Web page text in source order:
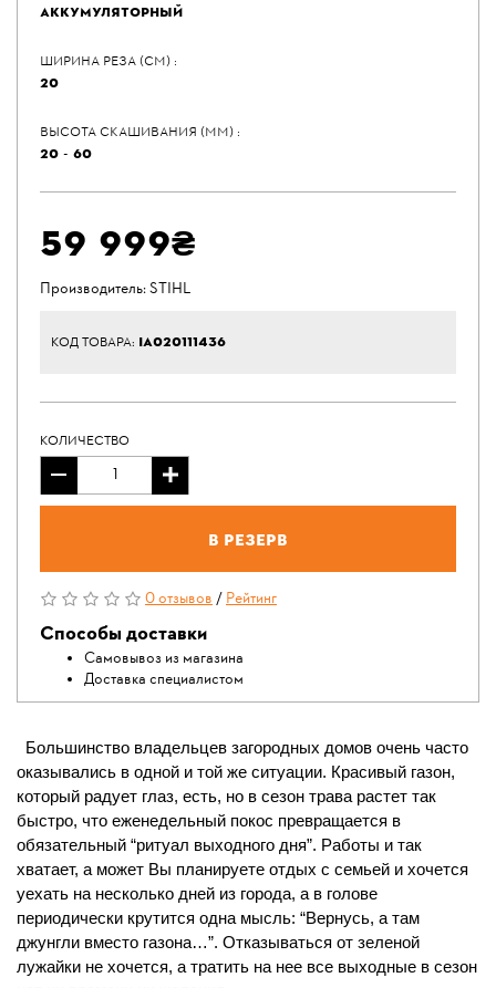
АККУМУЛЯТОРНЫЙ
ШИРИНА РЕЗА (СМ) :
20
ВЫСОТА СКАШИВАНИЯ (ММ) :
20 - 60
59 999₴
Производитель:STIHL
КОД ТОВАРА: IA020111436
КОЛИЧЕСТВО
В резерв
0 отзывов/Рейтинг
Способы доставки
Самовывоз из магазина
Доставка специалистом
Большинство владельцев загородных домов очень часто
оказывались в одной и той же ситуации. Красивый газон,
который радует глаз, есть, но в сезон трава растет так
быстро, что еженедельный покос превращается в
обязательный “ритуал выходного дня”. Работы и так
хватает, а может Вы планируете отдых с семьей и хочется
уехать на несколько дней из города, а в голове
периодически крутится одна мысль: “Вернусь, а там
джунгли вместо газона…”. Отказываться от зеленой
лужайки не хочется, а тратить на нее все выходные в сезон